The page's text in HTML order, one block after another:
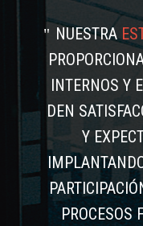
NUESTRA
INTERNOS Y
DEN
Y
PROCESOS